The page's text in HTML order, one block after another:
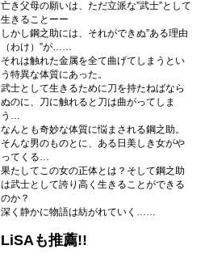
亡き父母の願いは、ただ立派な”武士”として
生きることーー
しかし鋼之助には、それができぬ”ある理由
（わけ）”が……
それは触れた金属を全て曲げてしまうとい
う特異な体質にあった。
武士として生きるために刀を持たねばなら
ぬのに、刀に触れると刀は曲がってしま
う…
なんとも奇妙な体質に悩まされる鋼之助。
そんな男のものとに、ある日美しき女がや
ってくる…
果たしてこの女の正体とは？そして鋼之助
は武士として誇り高く生きることができる
のか？
深く静かに物語は紡がれていく……
LiSAも推薦!!